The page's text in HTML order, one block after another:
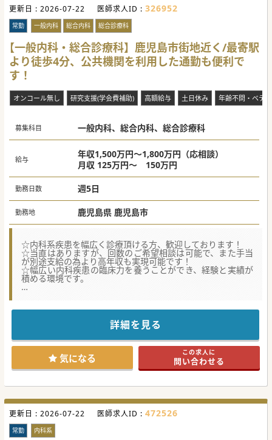
更新日 : 2026-07-22 医師求人ID : 326952
常勤 一般内科 総合内科 総合診療科
【一般内科・総合診療科】鹿児島市街地近く/最寄駅
より徒歩4分、公共機関を利用した通勤も便利で
す！
オンコール無し 研究支援(学会費補助) 高額給与 土日休み 年齢不問・ベテ
募集科目 一般内科、総合内科、総合診療科
給与
年収1,500万円～1,800万円（応相談）
月収 125万円～ 150万円
勤務日数 週5日
勤務地 鹿児島県 鹿児島市
☆内科系疾患を幅広く診療頂ける方、歓迎しております！
☆当直はありますが、回数のご希望相談は可能で、また手当
が別途支給の為より高年収も実現可能です！
☆幅広い内科疾患の臨床力を養うことができ、経験と実績が
積める環境です。
を中心に取り組まれています。
最寄駅が近く公共機関での通勤が便利な立地にあります。
臨床研修施設認証されており、特に循環器分野での症例数は
豊富です。
一般内科では、循環器や消化器以外の内科疾患を幅広く対応
しております。
ぜひご検討ください!
詳細を見る
気になる この求人に
問い合わせる
更新日 : 2026-07-22 医師求人ID : 472526
常勤 内科系